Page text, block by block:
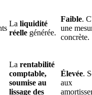
La liquidité
réelle générée.
Faible.
une
concrète.
La rentabilité
comptable,
soumise au
lissage des
Élevée.
aux